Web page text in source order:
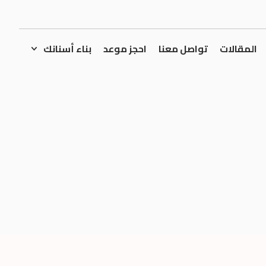
المقالات تواصل معنا احجز موعد بناء أسنانك